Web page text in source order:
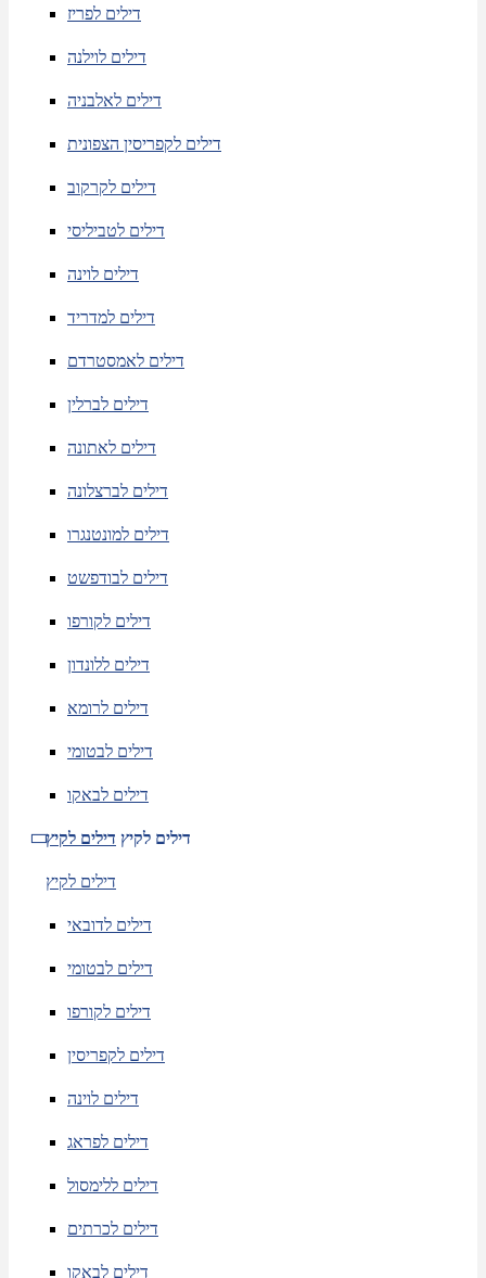
דילים לפריז
דילים לוילנה
דילים לאלבניה
דילים לקפריסין הצפונית
דילים לקרקוב
דילים לטביליסי
דילים לוינה
דילים למדריד
דילים לאמסטרדם
דילים לברלין
דילים לאתונה
דילים לברצלונה
דילים למונטנגרו
דילים לבודפשט
דילים לקורפו
דילים ללונדון
דילים לרומא
דילים לבטומי
דילים לבאקו
דילים לקיץ דילים לקיץ
דילים לקיץ
דילים לדובאי
דילים לבטומי
דילים לקורפו
דילים לקפריסין
דילים לוינה
דילים לפראג
דילים ללימסול
דילים לכרתים
דילים לבאקו